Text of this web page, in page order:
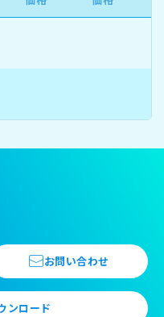
お問い合わせ
ンロード